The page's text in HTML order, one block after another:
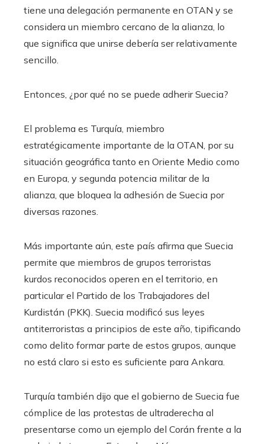
tiene una delegación permanente en OTAN y se
considera un miembro cercano de la alianza, lo
que significa que unirse debería ser relativamente
sencillo.
Entonces, ¿por qué no se puede adherir Suecia?
El problema es Turquía, miembro
estratégicamente importante de la OTAN, por su
situación geográfica tanto en Oriente Medio como
en Europa, y segunda potencia militar de la
alianza, que bloquea la adhesión de Suecia por
diversas razones.
Más importante aún, este país afirma que Suecia
permite que miembros de grupos terroristas
kurdos reconocidos operen en el territorio, en
particular el Partido de los Trabajadores del
Kurdistán (PKK). Suecia modificó sus leyes
antiterroristas a principios de este año, tipificando
como delito formar parte de estos grupos, aunque
no está claro si esto es suficiente para Ankara.
Turquía también dijo que el gobierno de Suecia fue
cómplice de las protestas de ultraderecha al
presentarse como un ejemplo del Corán frente a la